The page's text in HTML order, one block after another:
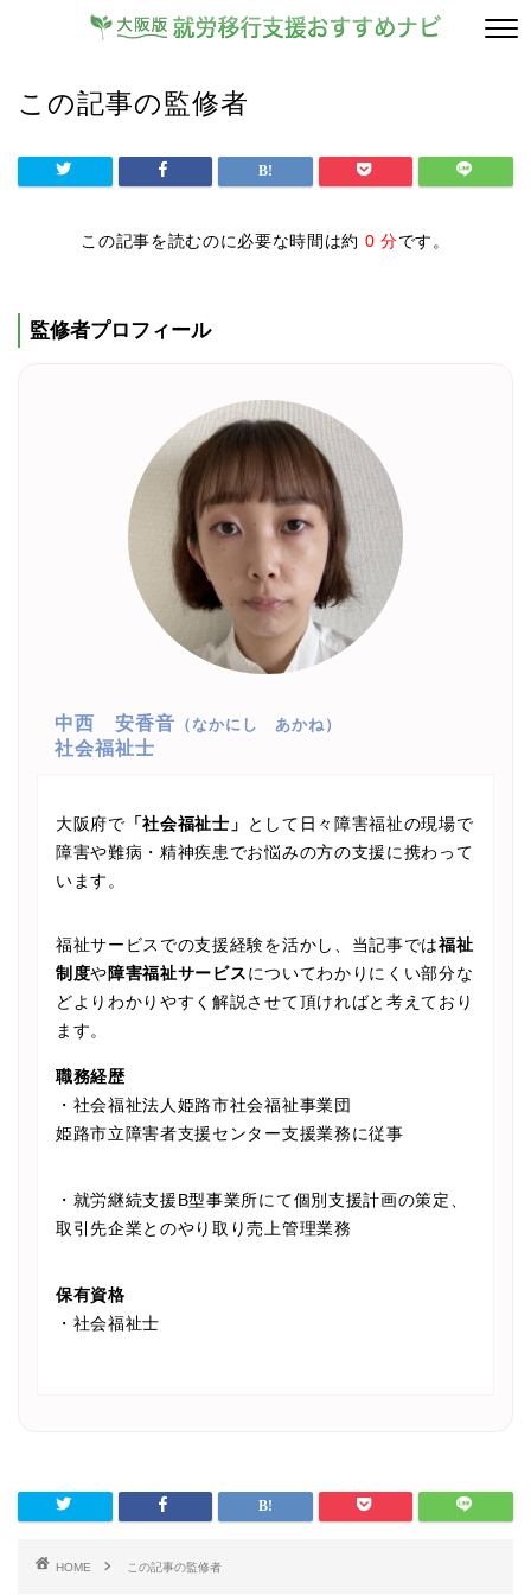
この記事の監修者
この記事を読むのに必要な時間は約 0 分です。
監修者プロフィール
中西 安香音 （なかにし あかね）
社会福祉士
大阪府で 「社会福祉士」
として日々障害福祉の現場で
障害や難病・精神疾患でお悩みの方の支援に携わって
います。
福祉サービスでの支援経験を活かし、当記事では福祉
制度や 障害福祉サービス についてわかりにくい部分な
どよりわかりやすく解説させて頂ければと考えており
ます。
職務経歴
・社会福祉法人姫路市社会福祉事業団
姫路市立障害者支援センター支援業務に従事
・就労継続支援B型事業所にて個別支援計画の策定、
取引先企業とのやり取り売上管理業務
保有資格
・社会福祉士
HOME この記事の監修者